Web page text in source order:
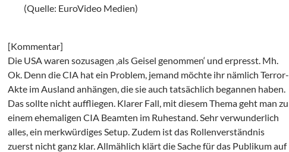
(Quelle: EuroVideo Medien)
[Kommentar]
Die USA waren sozusagen ‚als Geisel genommen‘ und erpresst. Mh.
Ok. Denn die CIA hat ein Problem, jemand möchte ihr nämlich Terror-
Akte im Ausland anhängen, die sie auch tatsächlich begannen haben.
Das sollte nicht auffliegen. Klarer Fall, mit diesem Thema geht man zu
einem ehemaligen CIA Beamten im Ruhestand. Sehr verwunderlich
alles, ein merkwürdiges Setup. Zudem ist das Rollenverständnis
zuerst nicht ganz klar. Allmählich klärt die Sache für das Publikum auf